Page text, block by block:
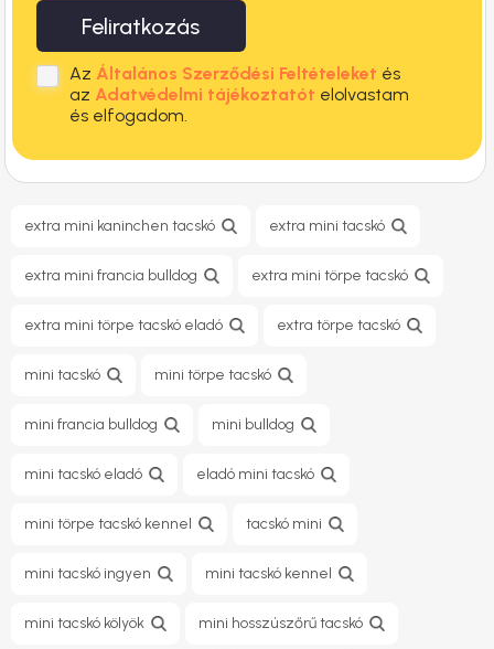
Feliratkozás
Az Általános Szerződési Feltételeket és
az Adatvédelmi tájékoztatót elolvastam
és elfogadom.
extra mini kaninchen tacskó extra mini tacskó
extra mini francia bulldog extra mini törpe tacskó
extra mini törpe tacskó eladó extra törpe tacskó
mini tacskó mini törpe tacskó
mini francia bulldog mini bulldog
mini tacskó eladó eladó mini tacskó
mini törpe tacskó kennel tacskó mini
mini tacskó ingyen mini tacskó kennel
mini tacskó kölyök mini hosszúszőrű tacskó